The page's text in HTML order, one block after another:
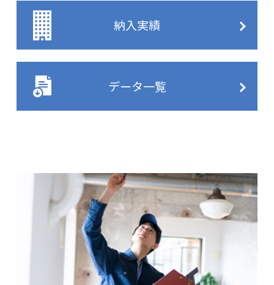
納入実績
データ一覧